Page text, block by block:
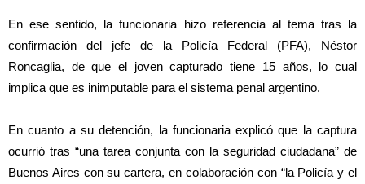
En ese sentido, la funcionaria hizo referencia al tema tras la
confirmación del jefe de la Policía Federal (PFA), Néstor
Roncaglia, de que el joven capturado tiene 15 años, lo cual
implica que es inimputable para el sistema penal argentino.
En cuanto a su detención, la funcionaria explicó que la captura
ocurrió tras “una tarea conjunta con la seguridad ciudadana” de
Buenos Aires con su cartera, en colaboración con “la Policía y el